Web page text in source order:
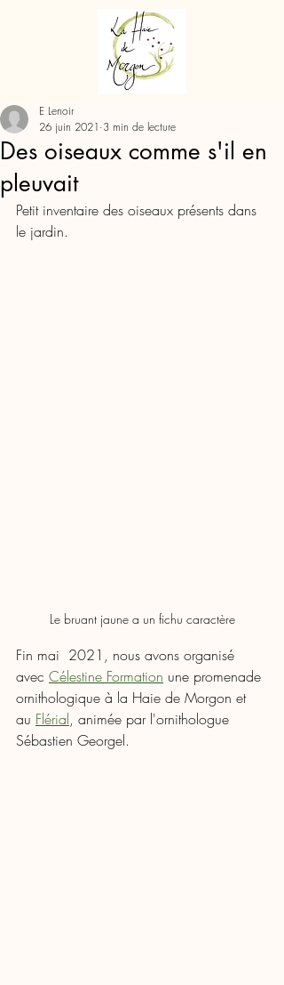
Des oiseaux comme s'il en
pleuvait
E Lenoir
26 juin 2021 3 min de lecture
Petit inventaire des oiseaux présents dans
le jardin.
Le bruant jaune a un fichu caractère
Fin mai  2021, nous avons organisé
avec Célestine Formation une promenade
ornithologique à la Haie de Morgon et
au Flérial, animée par l'ornithologue
Sébastien Georgel.